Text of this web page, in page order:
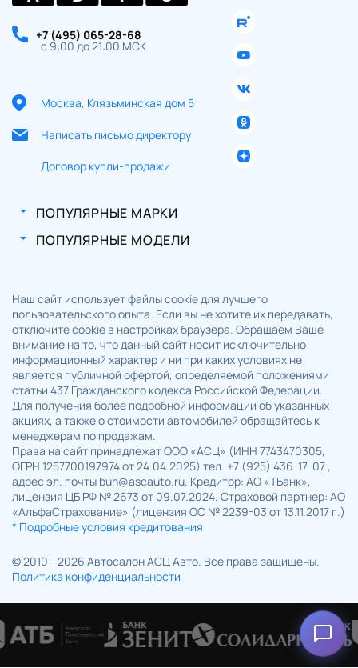
+7 (495) 065-28-68
с 9:00 до 21:00 МСК
Москва, Клязьминская дом 5
Написать письмо директору
Договор купли-продажи
ПОПУЛЯРНЫЕ МАРКИ
ПОПУЛЯРНЫЕ МОДЕЛИ
Наш сайт использует файлы cookie для лучшего
пользовательского опыта. Если вы не хотите их передавать,
отключите cookie в настройках браузера. Обращаем Ваше
внимание на то, что данный сайт носит исключительно
информационный характер и ни при каких условиях не
является публичной офертой, определяемой положениями
статьи 437 Гражданского кодекса Российской Федерации.
Для получения более подробной информации об указанных
акциях, а также о стоимости автомобилей обращайтесь к
менеджерам по продажам.
Права на сайт принадлежат ООО «АСЦ» (ИНН 7743470305,
ОГРН 1257700197974 от 24.04.2025) тел. +7 (925) 436-17-07 ,
адрес эл. почты buh@ascauto.ru. Кредитор: АО «ТБанк»,
лицензия ЦБ РФ № 2673 от 09.07.2024. Страховой партнер: АО
«АльфаСтрахование» (лицензия ОС № 2239-03 от 13.11.2017 г.)
* Подробные условия кредитования
© 2010 - 2026 Автосалон АСЦ Авто. Все права защищены.
Политика конфиденциальности